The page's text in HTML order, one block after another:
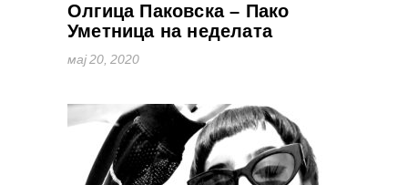
Олгица Паковска – Пако
Уметница на неделата
мај 20, 2020